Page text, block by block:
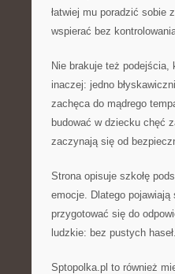
łatwiej mu poradzić sobie
wspierać bez
Nie brakuje też
inaczej: jedno
zachęca do mądrego
budować w dziecku chęć
zaczynają się od
Strona opisuje szkołę
emocje. Dlatego
przygotować się do
ludzkie: bez pustych haseł.
Sptopolka.pl to również